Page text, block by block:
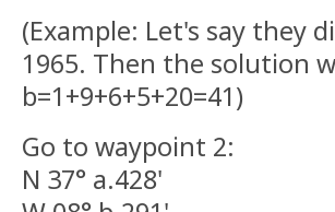
(Example: Let's say they
1965. Then the solution
b=1+9+6+5+20=41)
Go to waypoint 2:
N 37° a.428'